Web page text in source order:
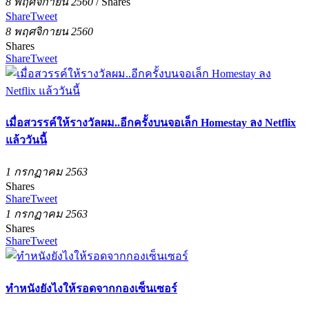
ShareTweet
8 พฤศจิกายน 2560
Shares
ShareTweet
เมื่อสวรรค์ให้รางวัลผม..อีกครั้งบนจอเล็ก Homestay ลง Netflix
แล้ววันนี้
1 กรกฏาคม 2563
Shares
ShareTweet
1 กรกฏาคม 2563
Shares
ShareTweet
ทำหนังยังไงให้รอดจากกองเซ็นเซอร์